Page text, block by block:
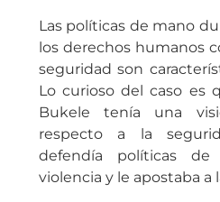
Las políticas de mano
los derechos humanos
seguridad son
Lo curioso del caso es
Bukele tenía una
respecto a la
defendía políticas
violencia y le apostaba a